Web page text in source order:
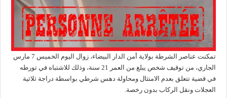
تمكنت عناصر الشرطة بولاية أمن الدار البيضاء، زوال اليوم الخميس 7 مارس
الجاري، من توقيف شخص يبلغ من العمر 21 سنة، وذلك للاشتباه في تورطه
في قضية تتعلق بعدم الامتثال ومحاولة دهس شرطي بواسطة دراجة ثلاثية
العجلات ونقل الركاب بدون رخصة.